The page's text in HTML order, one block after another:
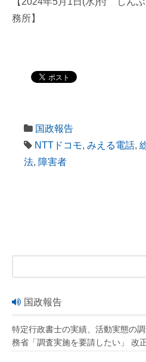
務所】
国政報告
NTTドコモ, みえる電話,
法, 障害者
国政報告
特定行政書士の実績、活動実態
務省「調査実施を要請したい」 改